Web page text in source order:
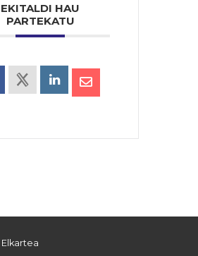
EKITALDI HAU
PARTEKATU